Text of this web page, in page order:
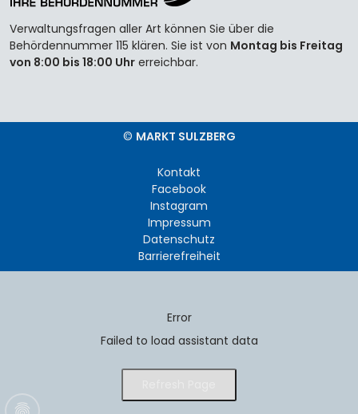
Verwaltungsfragen aller Art können Sie über die
Behördennummer 115 klären. Sie ist von Montag bis Freitag
von 8:00 bis 18:00 Uhr erreichbar.
© MARKT SULZBERG
Kontakt
Facebook
Instagram
Impressum
Datenschutz
Barrierefreiheit
Error
Failed to load assistant data